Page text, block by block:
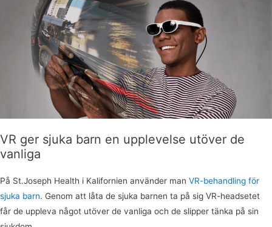
VR ger sjuka barn en upplevelse utöver de
vanliga
På St.Joseph Health i Kalifornien använder man VR-behandling för
sjuka barn. Genom att låta de sjuka barnen ta på sig VR-headsetet
får de uppleva något utöver de vanliga och de slipper tänka på sin